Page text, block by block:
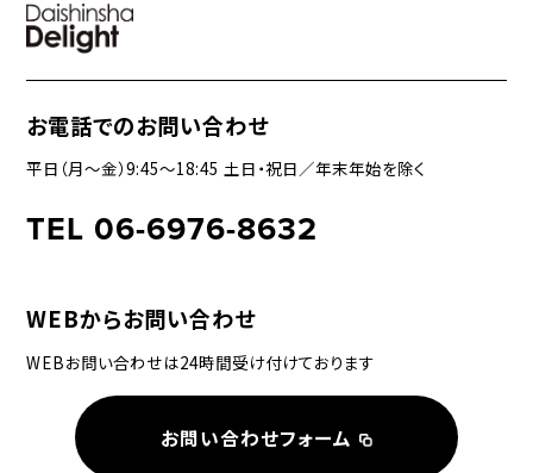
お電話でのお問い合わせ
平日（月〜金）9:45〜18:45 土日・祝日／年末年始を除く
TEL 06-6976-8632
WEBからお問い合わせ
WEBお問い合わせは24時間受け付けております
お問い合わせフォーム